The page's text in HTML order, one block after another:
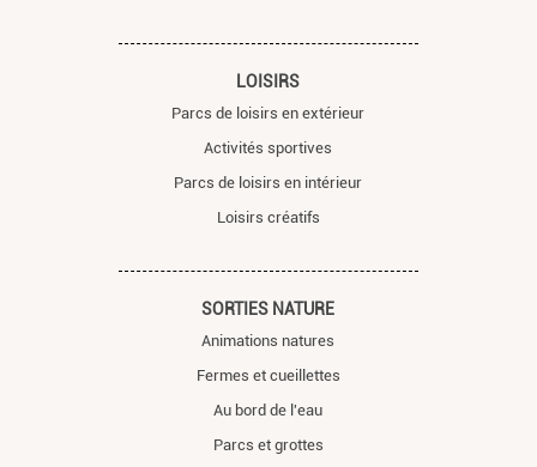
LOISIRS
Parcs de loisirs en extérieur
Activités sportives
Parcs de loisirs en intérieur
Loisirs créatifs
SORTIES NATURE
Animations natures
Fermes et cueillettes
Au bord de l'eau
Parcs et grottes